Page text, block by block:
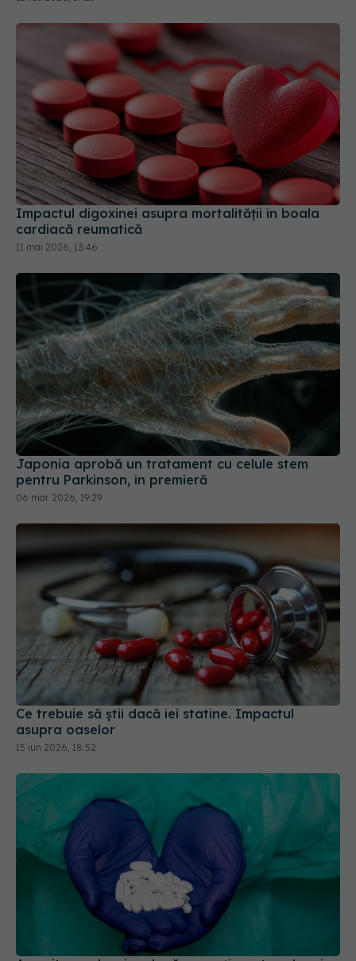
Impactul digoxinei asupra mortalității în boala
cardiacă reumatică
11 mai 2026, 13:46
Japonia aprobă un tratament cu celule stem
pentru Parkinson, în premieră
06 mar 2026, 19:29
Ce trebuie să știi dacă iei statine. Impactul
asupra oaselor
15 iun 2026, 18:52
Anumite analgezice după operație pot prelungi
durerea, arată un studiu nou